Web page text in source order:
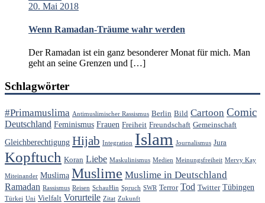
20. Mai 2018
Wenn Ramadan-Träume wahr werden
Der Ramadan ist ein ganz besonderer Monat für mich. Man
geht an seine Grenzen und […]
Schlagwörter
#Primamuslima Antimuslimischer Rassismus Berlin Bild Cartoon Comic
Deutschland Feminismus Frauen Freiheit Freundschaft Gemeinschaft
Gleichberechtigung Hijab Integration Islam Journalismus Jura
Kopftuch Koran Liebe Maskulinismus Medien Meinungsfreiheit Mervy Kay
Miteinander Muslima Muslime Muslime in Deutschland
Ramadan Rassismus Reisen SchauHin Spruch SWR Terror Tod Twitter Tübingen
Türkei Uni Vielfalt Vorurteile Zitat Zukunft